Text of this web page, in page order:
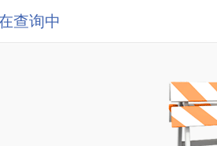
查询中